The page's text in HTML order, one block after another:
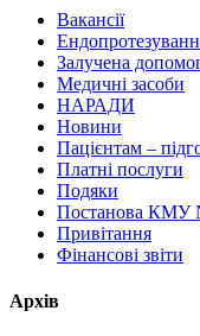
Вакансії
Залучена
Медичні засоби
НАРАДИ
Новини
Пацієнтам –
Платні послуги
Подяки
Постанова КМУ
Привітання
Фінансові звіти
Архів